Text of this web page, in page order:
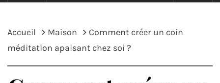
Accueil Maison
Comment créer un coin
méditation apaisant chez soi ?